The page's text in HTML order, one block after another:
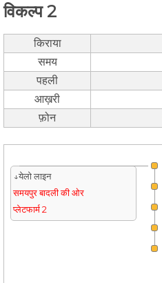
विकल्प 2
किराया
समय
पहली
आख़री
फ़ोन
↓येलो लाइन
समयपुर बादली की ओर
प्लेटफार्म 2